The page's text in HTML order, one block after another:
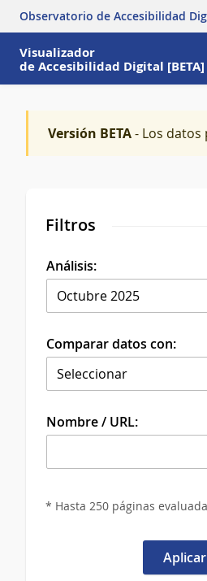
Observatorio de Accesibilidad
Visualizador
de Accesibilidad Digital [BETA]
Versión BETA- Los datos
Filtros
Análisis:
Comparar datos con:
Nombre / URL:
* Hasta 250 páginas